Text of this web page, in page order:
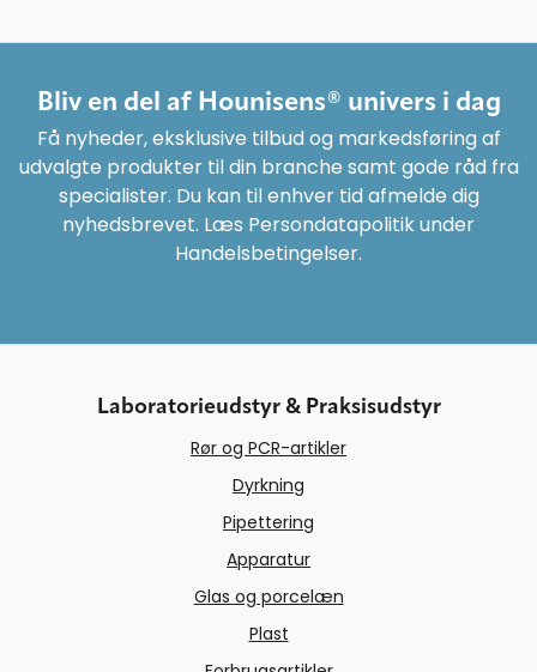
Bliv en del af Hounisens® univers i dag
Få nyheder, eksklusive tilbud og markedsføring af
udvalgte produkter til din branche samt gode råd fra
specialister. Du kan til enhver tid afmelde dig
nyhedsbrevet. Læs Persondatapolitik under
Handelsbetingelser.
Laboratorieudstyr & Praksisudstyr
Rør og PCR-artikler
Dyrkning
Pipettering
Apparatur
Glas og porcelæn
Plast